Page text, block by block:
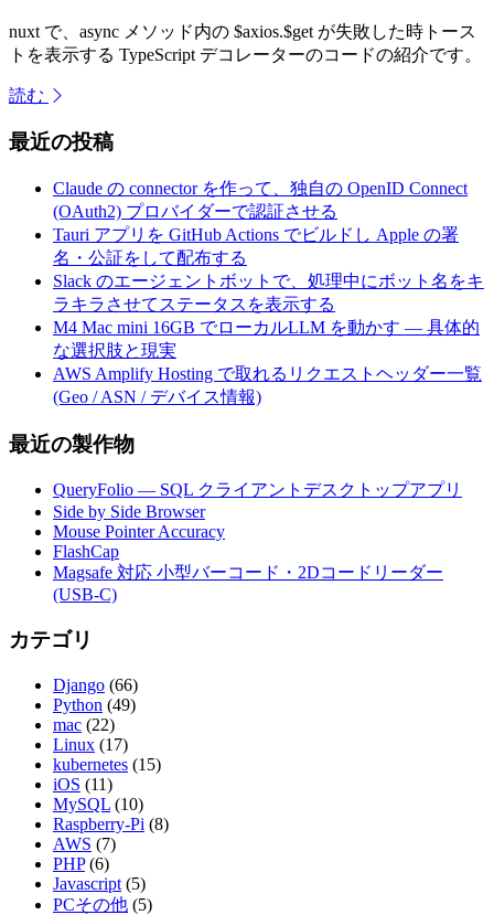
nuxt で、async メソッド内の $axios.$get が失敗した時トース
トを表示する TypeScript デコレーターのコードの紹介です。
読む
最近の投稿
Claude の connector を作って、独自の OpenID Connect
(OAuth2) プロバイダーで認証させる
Tauri アプリを GitHub Actions でビルドし Apple の署
名・公証をして配布する
Slack のエージェントボットで、処理中にボット名をキ
ラキラさせてステータスを表示する
M4 Mac mini 16GB でローカルLLM を動かす — 具体的
な選択肢と現実
AWS Amplify Hosting で取れるリクエストヘッダー一覧
(Geo / ASN / デバイス情報)
最近の製作物
QueryFolio — SQL クライアントデスクトップアプリ
Side by Side Browser
Mouse Pointer Accuracy
FlashCap
Magsafe 対応 小型バーコード・2Dコードリーダー
(USB-C)
カテゴリ
Django (66)
Python (49)
mac (22)
Linux (17)
kubernetes (15)
iOS (11)
MySQL (10)
Raspberry-Pi (8)
AWS (7)
PHP (6)
Javascript (5)
PCその他 (5)